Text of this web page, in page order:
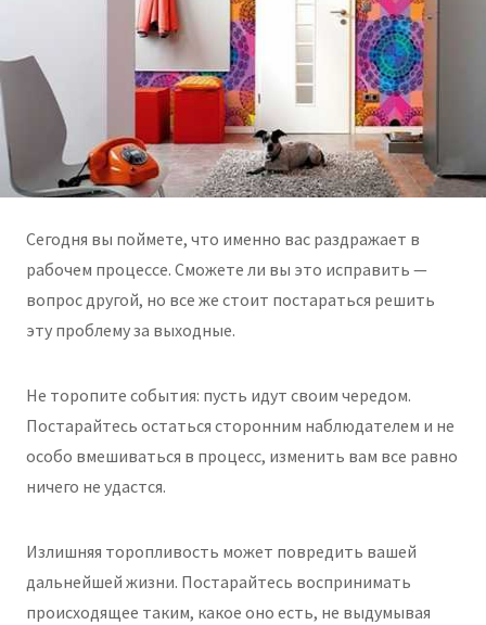
Сегодня вы поймете, что именно вас раздражает в
рабочем процессе. Сможете ли вы это исправить —
вопрос другой, но все же стоит постараться решить
эту проблему за выходные.
Не торопите события: пусть идут своим чередом.
Постарайтесь остаться сторонним наблюдателем и не
особо вмешиваться в процесс, изменить вам все равно
ничего не удастся.
Излишняя торопливость может повредить вашей
дальнейшей жизни. Постарайтесь воспринимать
происходящее таким, какое оно есть, не выдумывая